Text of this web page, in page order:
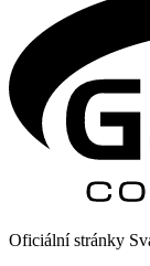
Oficiální stránky